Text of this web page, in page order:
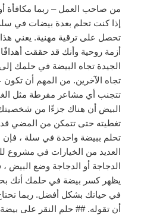
من صاحب العمل – ربما مكافأة
إذا كنت تحلم بعدة بيضات في
تحصل على ترقية مهنية. يعني
أزمة روحية وأنك قد حققت
الجيدة تجاه البيضة في حلمك
تجاه الآخرين. من المهم أن
تتجنب أي مشاعر مفرطة مثل
البيض أن هناك جزءًا من
تغطيته حتى تتمكن من المضي
تحلم ببيضة واحدة في سلة ، فإن
العديد من الخيارات في مشروع
الدجاجة أو الدجاجة وضع البيض
يظهر كسر بيضة في حلمك أنك
في حياتك بشكل أفضل. ربما
أن تقوله. ## حلم النقر على